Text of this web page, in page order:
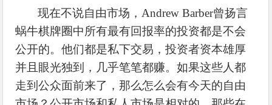
现在不说自由市场， Andrew Barber曾扬言
蜗牛棋牌圈中所有最有回报率的投资都是不会
公开的。他们都是私下交易，投资者资本雄厚
并且眼光独到，几乎笔笔都赚。如果这些人都
走到公众面前来了，那么怎么会有今天的自由